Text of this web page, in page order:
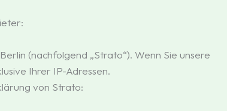
(nachfolgend „Strato“). Wenn Sie unsere
Ihrer IP-Adressen.
von Strato: